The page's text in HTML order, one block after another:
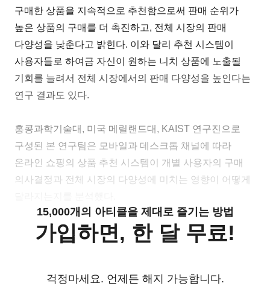
구매한 상품을 지속적으로 추천함으로써 판매 순위가
높은 상품의 구매를 더 촉진하고, 전체 시장의 판매
다양성을 낮춘다고 밝힌다. 이와 달리 추천 시스템이
사용자들로 하여금 자신이 원하는 니치 상품에 노출될
기회를 늘려서 전체 시장에서의 판매 다양성을 높인다는
연구 결과도 있다.
홍콩과학기술대, 미국 메릴랜드대, KAIST 연구진으로
구성된 본 연구팀은 모바일과 데스크톱 채널에 따라
온라인 쇼핑의 상품 추천 시스템이 개별 사용자의 구매
의사결정과 전체 시장의 다양성에 미치는 영향이 어떻게
15,000개의 아티클을 제대로 즐기는 방법
가입하면, 한 달 무료!
걱정마세요. 언제든 해지 가능합니다.